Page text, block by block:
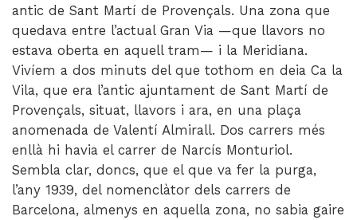
antic de Sant Martí de Provençals. Una zona que
quedava entre l’actual Gran Via —que llavors no
estava oberta en aquell tram— i la Meridiana.
Vivíem a dos minuts del que tothom en deia Ca la
Vila, que era l’antic ajuntament de Sant Martí de
Provençals, situat, llavors i ara, en una plaça
anomenada de Valentí Almirall. Dos carrers més
enllà hi havia el carrer de Narcís Monturiol.
Sembla clar, doncs, que el que va fer la purga,
l’any 1939, del nomenclàtor dels carrers de
Barcelona, almenys en aquella zona, no sabia gaire